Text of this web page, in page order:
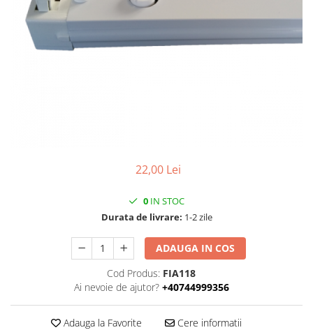
22,00 Lei
0 IN STOC
Durata de livrare: 1-2 zile
ADAUGA IN COS
Cod Produs: FIA118
Ai nevoie de ajutor? +40744999356
Adauga la Favorite Cere informatii